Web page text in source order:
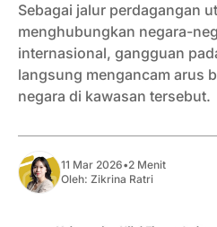
Sebagai jalur perdagangan
menghubungkan negara-
internasional, gangguan
langsung mengancam arus
negara di kawasan tersebut.
11 Mar 2026•2 Menit
Oleh: Zikrina Ratri